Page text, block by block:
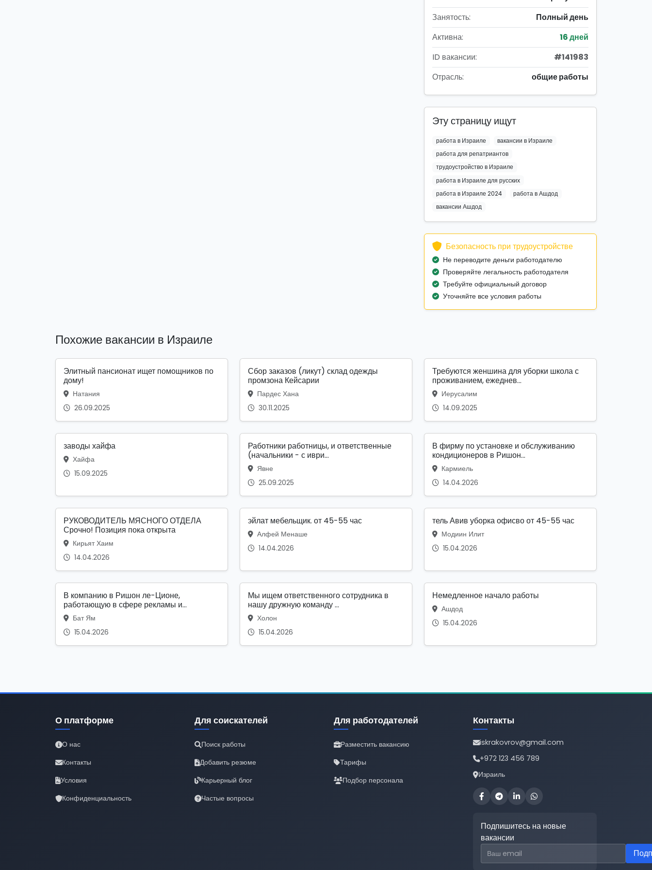
Занятость:
Полный день
Активна:
16 дней
ID вакансии:
#141983
Отрасль:
общие работы
Эту страницу ищут
работа в Израиле
вакансии в Израиле
работа для репатриантов
трудоустройство в Израиле
работа в Израиле для русских
работа в Израиле 2024
работа в Ашдод
вакансии Ашдод
Безопасность при трудоустройстве
Не переводите деньги работодателю
Проверяйте легальность работодателя
Требуйте официальный договор
Уточняйте все условия работы
Похожие вакансии в Израиле
Элитный пансионат ищет помощников по
дому!
Натания
26.09.2025
Сбор заказов (ликут) склад одежды
промзона Кейсарии
Пардес Хана
30.11.2025
Требуются женшина для уборки школа с
проживанием, ежеднев...
Иерусалим
14.09.2025
заводы хайфа
Хайфа
15.09.2025
Работники работницы, и ответственные
(начальники - с иври...
Явне
25.09.2025
В фирму по установке и обслуживанию
кондиционеров в Ришон...
Кармиель
14.04.2026
РУКОВОДИТЕЛЬ МЯСНОГО ОТДЕЛА
Срочно! Позиция пока открыта
Кирьят Хаим
14.04.2026
эйлат мебельщик. от 45-55 час
Алфей Менаше
14.04.2026
тель Авив уборка офисво от 45-55 час
Модиин Илит
15.04.2026
В компанию в Ришон ле-Ционе,
работающую в сфере рекламы и...
Бат Ям
15.04.2026
Мы ищем ответственного сотрудника в
нашу дружную команду ...
Холон
15.04.2026
Немедленное начало работы
Ашдод
15.04.2026
О платформе
О нас
Контакты
Условия
Конфиденциальность
Для соискателей
Поиск работы
Добавить резюме
Карьерный блог
Частые вопросы
Для работодателей
Разместить вакансию
Тарифы
Подбор персонала
Контакты
iskrakovrov@gmail.com
+972 123 456 789
Израиль
Подпишитесь на новые
вакансии
Email для подписки